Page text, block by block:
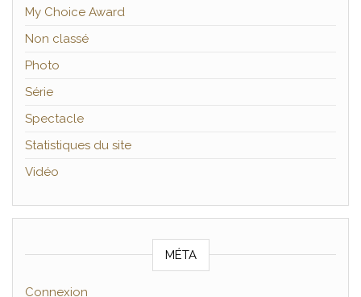
My Choice Award
Non classé
Photo
Série
Spectacle
Statistiques du site
Vidéo
MÉTA
Connexion